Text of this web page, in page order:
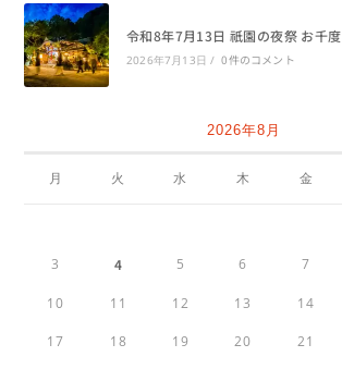
令和8年7月13日 祇園の夜祭 お千度
2026年7月13日 / 0件のコメント
2026年8月
月 火 水 木 金
3 4 5 6 7
10 11 12 13 14
17 18 19 20 21